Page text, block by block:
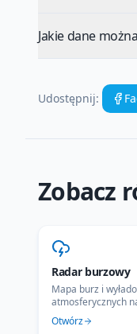
Jakie dane
Udostępnij:
Zobacz
Radar burzowy
Mapa burz i
atmosferycznych
Otwórz